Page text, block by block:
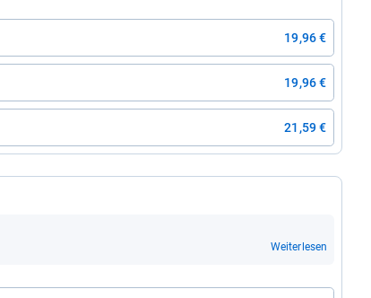
19,96 €
19,96 €
21,59 €
Weiterlesen